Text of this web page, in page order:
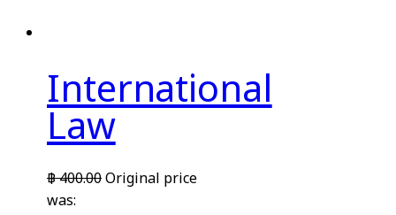
International
Law
฿400.00Original price
was: